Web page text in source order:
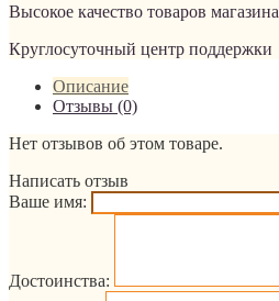
Высокое качество товаров магазина
Круглосуточный центр поддержки
Описание
Отзывы (0)
Нет отзывов об этом товаре.
Написать отзыв
Ваше имя:
Достоинства: